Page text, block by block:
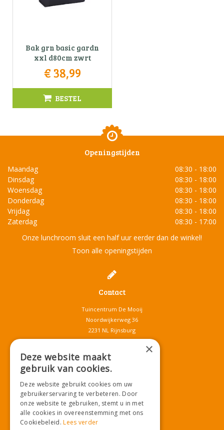
Bak grn basic gardn
xxl d80cm zwrt
€38,99
BESTEL
Openingstijden
Maandag
08:30 - 18:00
Dinsdag
08:30 - 18:00
Woensdag
08:30 - 18:00
Donderdag
08:30 - 18:00
Vrijdag
08:30 - 18:00
Zaterdag
08:30 - 17:00
Onze lunchroom sluit een half uur eerder dan de winkel!
Toon alle openingstijden
Contact
Tuincentrum De Mooij
Noordwijkerweg 36
2231 NL Rijnsburg
T.071-4080959
info@tuincentrumdemooij.nl
Download onze App!
×
Deze website maakt
gebruik van cookies.
Deze website gebruikt cookies om uw
gebruikerservaring te verbeteren. Door
onze website te gebruiken, stemt u in met
alle cookies in overeenstemming met ons
Cookiebeleid.Lees verder